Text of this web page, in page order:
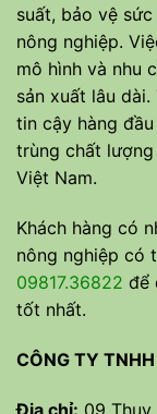
suất, bảo vệ
nông nghiệp.
mô hình và nhu
sản xuất lâu
tin cậy hàng
trùng chất
Việt Nam.
Khách hàng có
nông nghiệp có
09817.36822 để
tốt nhất.
CÔNG TY
Địa chỉ: 09 Thụy